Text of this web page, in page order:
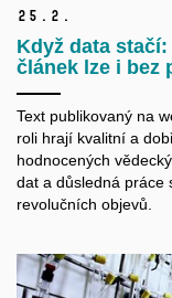
25. 2.
Když data
článek lze i bez
Text publikovaný na
roli hrají kvalitní a
hodnocených
dat a důsledná práce
revolučních objevů.